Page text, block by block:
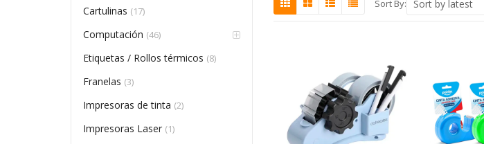
Sort By:
Cartulinas (17)
Computación (46)
Etiquetas / Rollos térmicos (8)
Franelas (3)
Impresoras de tinta (2)
Impresoras Laser (1)